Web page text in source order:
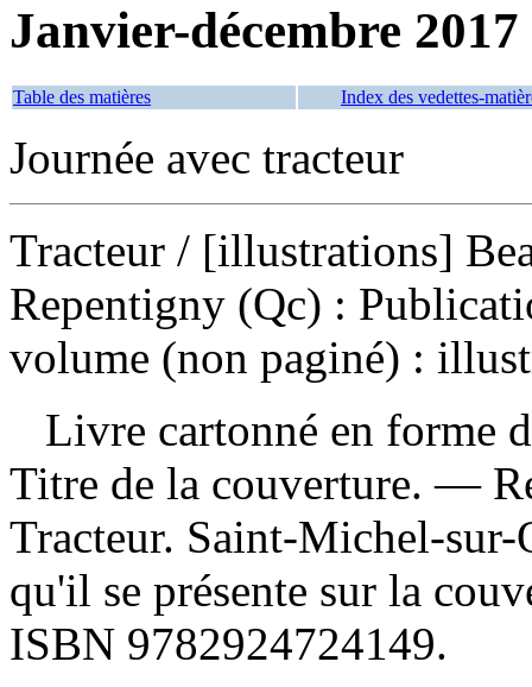
Janvier-décembre 2017
Table des matières Index des vedettes-
Journée avec tracteur
Tracteur / [illustrations]
Repentigny (Qc) :
volume (non paginé) :
Livre cartonné en forme
Titre de la couverture. —
Tracteur. Saint-Michel-
qu'il se présente sur la
ISBN 9782924724149.